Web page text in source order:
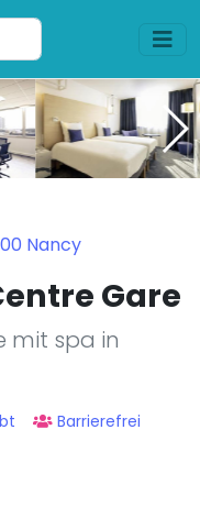
Nancy
Gare
mit spa in
Barrierefrei